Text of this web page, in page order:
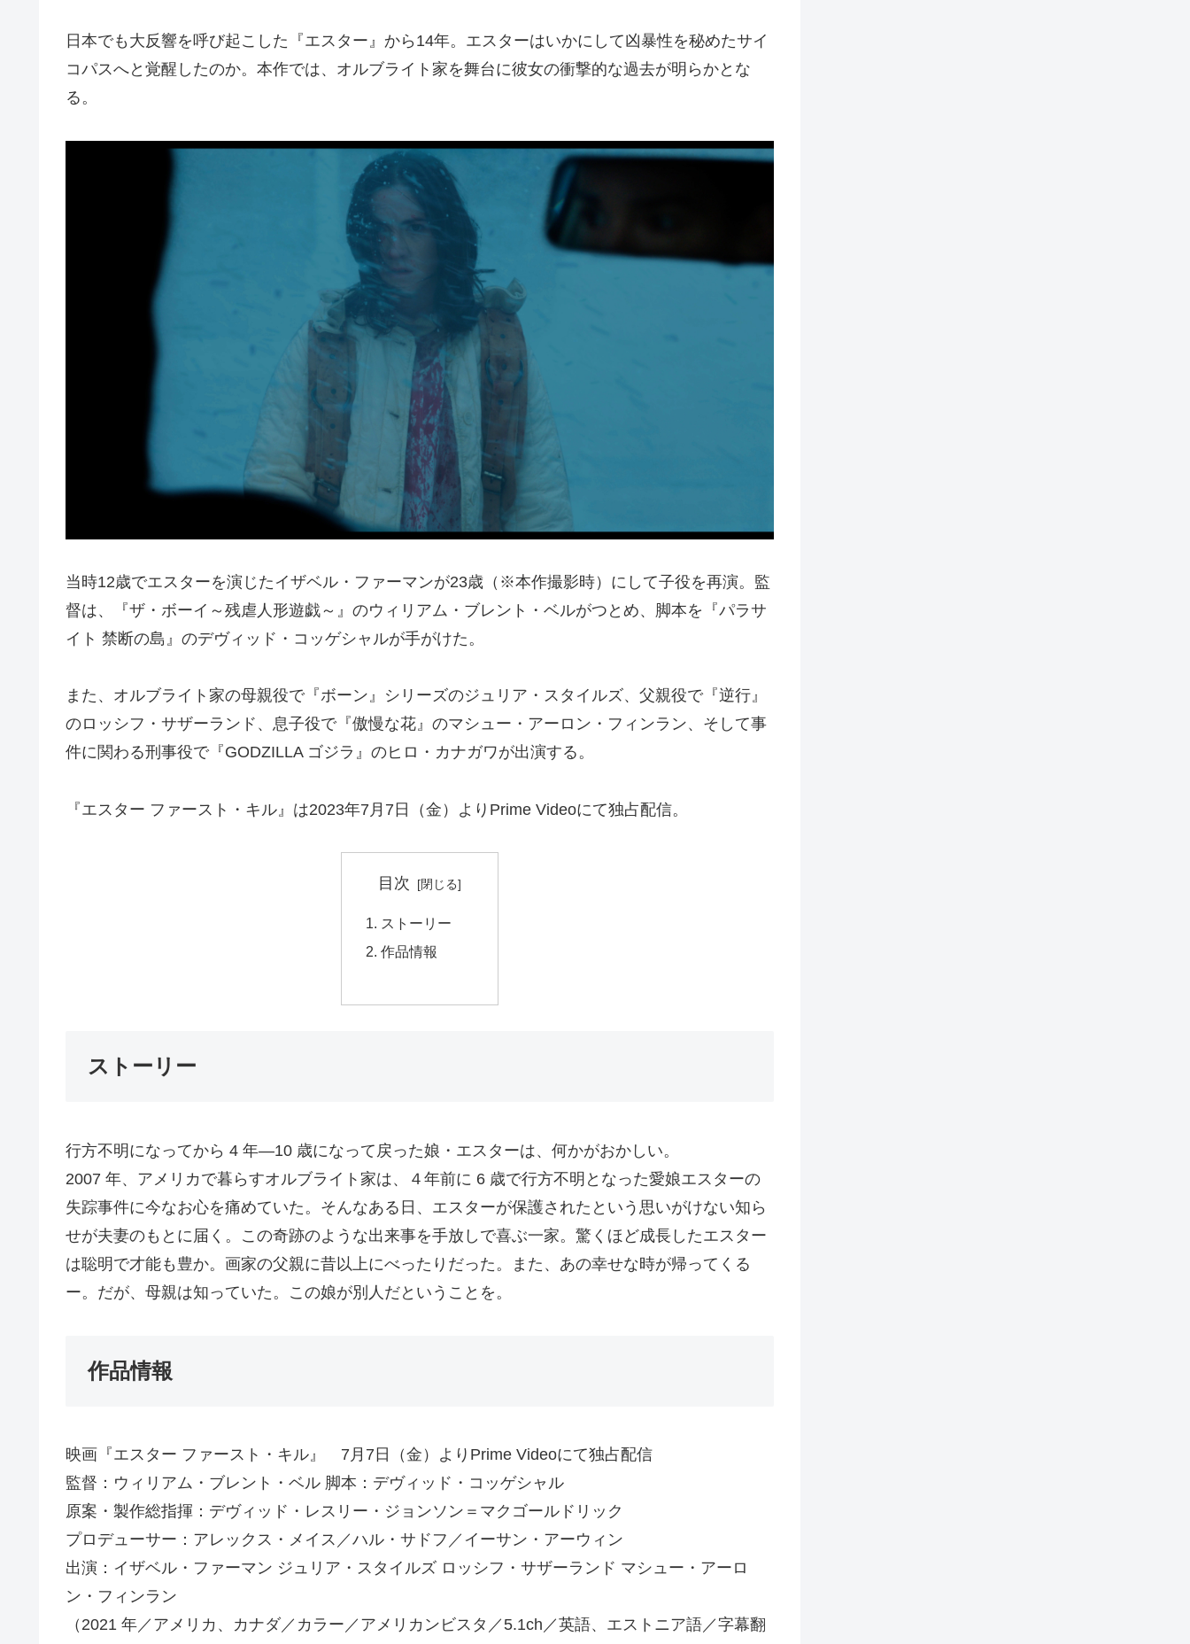
日本でも大反響を呼び起こした『エスター』から14年。エスターはいかにして凶暴性を秘めたサイ
コパスへと覚醒したのか。本作では、オルブライト家を舞台に彼女の衝撃的な過去が明らかとな
る。
当時12歳でエスターを演じたイザベル・ファーマンが23歳（※本作撮影時）にして子役を再演。監
督は、『ザ・ボーイ～残虐人形遊戯～』のウィリアム・ブレント・ベルがつとめ、脚本を『パラサ
イト 禁断の島』のデヴィッド・コッゲシャルが手がけた。
また、オルブライト家の母親役で『ボーン』シリーズのジュリア・スタイルズ、父親役で『逆行』
のロッシフ・サザーランド、息子役で『傲慢な花』のマシュー・アーロン・フィンラン、そして事
件に関わる刑事役で『GODZILLA ゴジラ』のヒロ・カナガワが出演する。
『エスター ファースト・キル』は2023年7月7日（金）よりPrime Videoにて独占配信。
目次
ストーリー
作品情報
ストーリー
行方不明になってから 4 年―10 歳になって戻った娘・エスターは、何かがおかしい。
2007 年、アメリカで暮らすオルブライト家は、４年前に 6 歳で行方不明となった愛娘エスターの
失踪事件に今なお心を痛めていた。そんなある日、エスターが保護されたという思いがけない知ら
せが夫妻のもとに届く。この奇跡のような出来事を手放しで喜ぶ一家。驚くほど成長したエスター
は聡明で才能も豊か。画家の父親に昔以上にべったりだった。また、あの幸せな時が帰ってくる
ー。だが、母親は知っていた。この娘が別人だということを。
作品情報
映画『エスター ファースト・キル』 7月7日（金）よりPrime Videoにて独占配信
監督：ウィリアム・ブレント・ベル 脚本：デヴィッド・コッゲシャル
原案・製作総指揮：デヴィッド・レスリー・ジョンソン＝マクゴールドリック
プロデューサー：アレックス・メイス／ハル・サドフ／イーサン・アーウィン
出演：イザベル・ファーマン ジュリア・スタイルズ ロッシフ・サザーランド マシュー・アーロ
ン・フィンラン
（2021 年／アメリカ、カナダ／カラー／アメリカンビスタ／5.1ch／英語、エストニア語／字幕翻